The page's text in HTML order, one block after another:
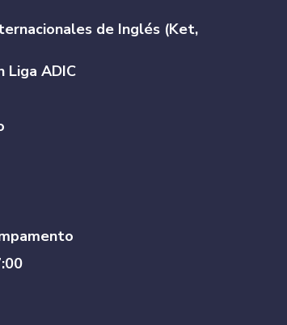
de Inglés (Ket,
Liga ADIC